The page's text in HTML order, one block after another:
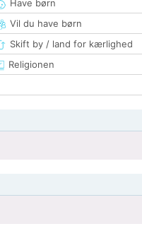
Have børn
Vil du have børn
Skift by / land for kærlighed
Religionen